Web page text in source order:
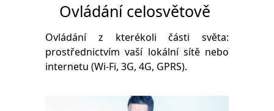
Ovládání celosvětově
Ovládání z kterékoli části světa:
prostřednictvím vaší lokální sítě nebo
internetu (Wi-Fi, 3G, 4G, GPRS).